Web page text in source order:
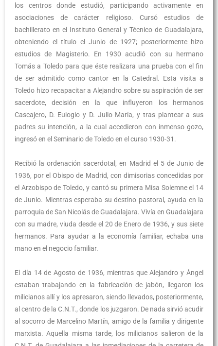
los centros donde estudió, participando activamente en
asociaciones de carácter religioso. Cursó estudios de
bachillerato en el Instituto General y Técnico de Guadalajara,
obteniendo el título el Junio de 1927; posteriormente hizo
estudios de Magisterio. En 1930 acudió con su hermano
Tomás a Toledo para que éste realizara una prueba con el fin
de ser admitido como cantor en la Catedral. Esta visita a
Toledo hizo recapacitar a Alejandro sobre su aspiración de ser
sacerdote, decisión en la que influyeron los hermanos
Cascajero, D. Eulogio y D. Julio María, y tras plantear a sus
padres su intención, a la cual accedieron con inmenso gozo,
ingresó en el Seminario de Toledo en el curso 1930-31.
Recibió la ordenación sacerdotal, en Madrid el 5 de Junio de
1936, por el Obispo de Madrid, con dimisorias concedidas por
el Arzobispo de Toledo, y cantó su primera Misa Solemne el 14
de Junio. Mientras esperaba su destino pastoral, ayuda en la
parroquia de San Nicolás de Guadalajara. Vivía en Guadalajara
con su madre, viuda desde el 20 de Enero de 1936, y sus siete
hermanos. Para ayudar a la economía familiar, echaba una
mano en el negocio familiar.
El día 14 de Agosto de 1936, mientras que Alejandro y Ángel
estaban trabajando en la fabricación de jabón, llegaron los
milicianos allí y los apresaron, siendo llevados, posteriormente,
al centro de la C.N.T., donde los juzgaron. De nada sirvió acudir
al socorro de Marcelino Martín, amigo de la familia y dirigente
marxista. Aquella misma tarde, los milicianos salieron de la